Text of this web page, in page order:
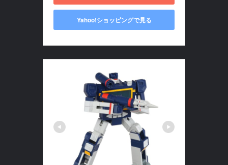
Yahoo!ショッピングで見る